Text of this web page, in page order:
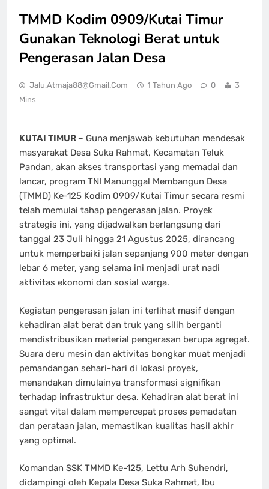
TMMD Kodim 0909/Kutai Timur
Gunakan Teknologi Berat untuk
Pengerasan Jalan Desa
Jalu.atmaja88@gmail.com 1 Tahun Ago 0
3
Mins
KUTAI TIMUR – Guna menjawab kebutuhan mendesak
masyarakat Desa Suka Rahmat, Kecamatan Teluk
Pandan, akan akses transportasi yang memadai dan
lancar, program TNI Manunggal Membangun Desa
(TMMD) Ke-125 Kodim 0909/Kutai Timur secara resmi
telah memulai tahap pengerasan jalan. Proyek
strategis ini, yang dijadwalkan berlangsung dari
tanggal 23 Juli hingga 21 Agustus 2025, dirancang
untuk memperbaiki jalan sepanjang 900 meter dengan
lebar 6 meter, yang selama ini menjadi urat nadi
aktivitas ekonomi dan sosial warga.
Kegiatan pengerasan jalan ini terlihat masif dengan
kehadiran alat berat dan truk yang silih berganti
mendistribusikan material pengerasan berupa agregat.
Suara deru mesin dan aktivitas bongkar muat menjadi
pemandangan sehari-hari di lokasi proyek,
menandakan dimulainya transformasi signifikan
terhadap infrastruktur desa. Kehadiran alat berat ini
sangat vital dalam mempercepat proses pemadatan
dan perataan jalan, memastikan kualitas hasil akhir
yang optimal.
Komandan SSK TMMD Ke-125, Lettu Arh Suhendri,
didampingi oleh Kepala Desa Suka Rahmat, Ibu